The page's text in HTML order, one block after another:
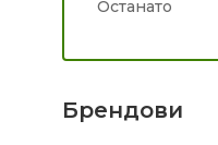
Останато
Брендови